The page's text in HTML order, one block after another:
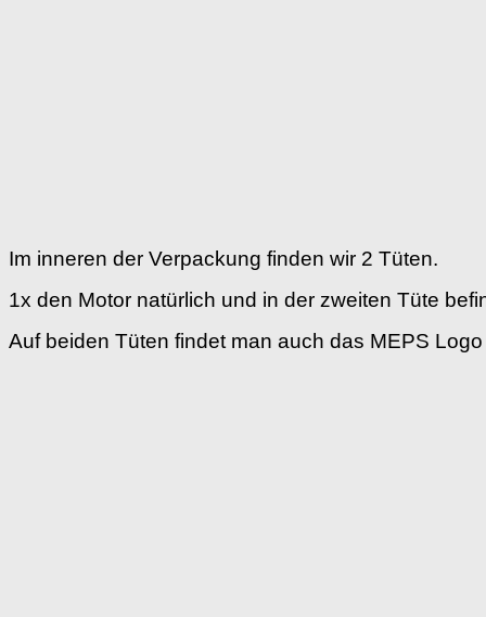
Im inneren der Verpackung finden wir 2 Tüten.
1x den Motor natürlich und in der zweiten Tüte
Auf beiden Tüten findet man auch das MEPS Logo